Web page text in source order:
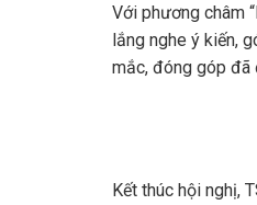
Với phương châm
lắng nghe ý kiến,
mắc, đóng góp đã
Kết thúc hội nghị,